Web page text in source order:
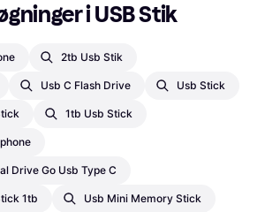
i USB Stik
2tb Usb Stik
Usb C Flash Drive Usb Stick
1tb Usb Stick
Drive Go Usb Type C
1tb Usb Mini Memory Stick